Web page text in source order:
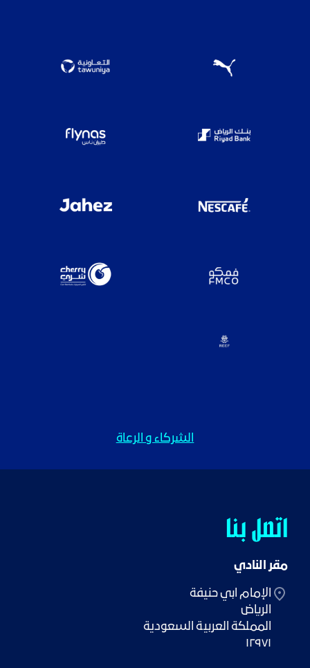
الشركاء و الرعاة
اتصل بنا
مقر النادي
١٢٩٧١